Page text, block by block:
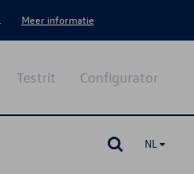
Meer informatie
Configurator
Testrit
NL